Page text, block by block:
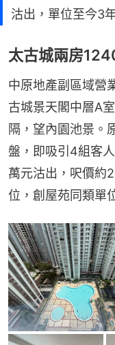
沽出，單位至今3
太古城兩房
中原地產副區域營
古城景天閣中層A
隔，望內園池景。
盤，即吸引4組客
萬元沽出，呎價約
位，創屋苑同類單